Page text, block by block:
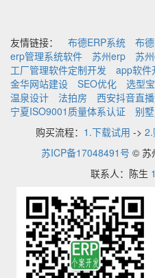
友情链接： 布德ERP系统 布
erp管理系统软件
苏州erp 苏
工厂管理软件定制开发
app软件
金华网站建设
SEO优化 选型宝
温泉设计
法拍房
西安抖音直
宁夏ISO9001质量体系认证
别
购买流程： 1.下载试用 -> 2.
苏ICP备17048491号 © 苏
联系人：陈生